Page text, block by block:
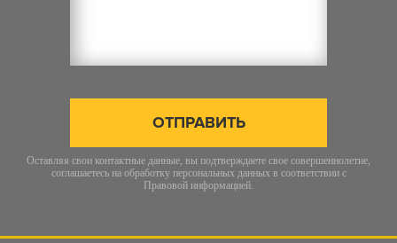
ОТПРАВИТЬ
Оставляя свои контактные данные, вы подтверждаете свое совершеннолетие,
соглашаетесь на обработку персональных данных в соответствии с
Правовой информацией.